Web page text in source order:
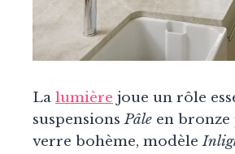
La lumière joue un rôle
suspensionsPâle en bronze
verre bohème, modèle